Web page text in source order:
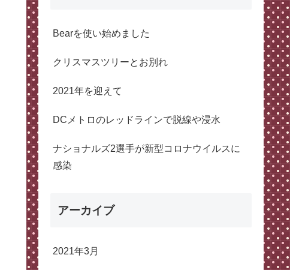
Bearを使い始めました
クリスマスツリーとお別れ
2021年を迎えて
DCメトロのレッドラインで脱線や浸水
ナショナルズ2選手が新型コロナウイルスに
感染
アーカイブ
2021年3月